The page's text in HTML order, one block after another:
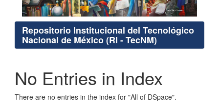
Repositorio Institucional del Tecnológico
Nacional de México (RI - TecNM)
No Entries in Index
There are no entries in the index for "All of DSpace".